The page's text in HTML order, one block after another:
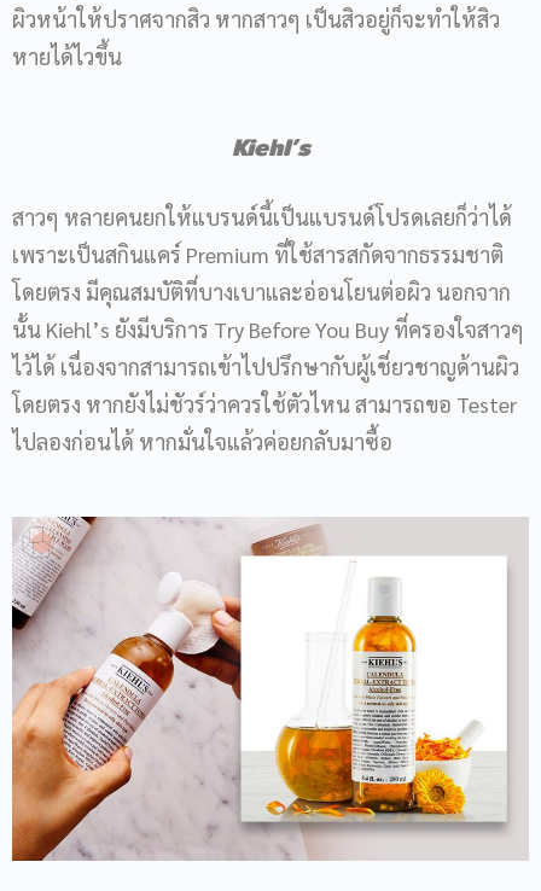
ผิวหน้าให้ปราศจากสิว หากสาวๆ เป็นสิวอยู่ก็จะทำให้สิว
หายได้ไวขึ้น
Kiehl’s
สาวๆ หลายคนยกให้แบรนด์นี้เป็นแบรนด์โปรดเลยก็ว่าได้
เพราะเป็นสกินแคร์ Premium ที่ใช้สารสกัดจากธรรมชาติ
โดยตรง มีคุณสมบัติที่บางเบาและอ่อนโยนต่อผิว นอกจาก
นั้น Kiehl’s ยังมีบริการ Try Before You Buy ที่ครองใจสาวๆ
ไว้ได้ เนื่องจากสามารถเข้าไปปรึกษากับผู้เชี่ยวชาญด้านผิว
โดยตรง หากยังไม่ชัวร์ว่าควรใช้ตัวไหน สามารถขอ Tester
ไปลองก่อนได้ หากมั่นใจแล้วค่อยกลับมาซื้อ